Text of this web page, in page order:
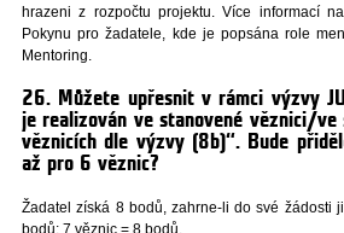
hrazeni z rozpočtu projektu. Více informací
Pokynu pro žadatele, kde je popsána role
Mentoring.
26. Můžete upřesnit v rámci výzvy
je realizován ve stanovené věznici/
věznicích dle výzvy (8b)“. Bude
až pro 6 věznic?
Žadatel získá 8 bodů, zahrne-li do své žádosti
bodů; 7 věznic = 8 bodů.